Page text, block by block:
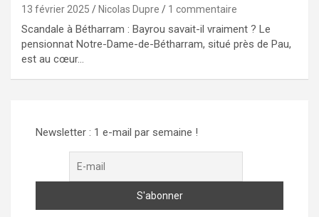
13 février 2025 Nicolas Dupre 1 commentaire
Scandale à Bétharram : Bayrou savait-il vraiment ? Le
pensionnat Notre-Dame-de-Bétharram, situé près de Pau,
est au cœur…
Newsletter : 1 e-mail par semaine !